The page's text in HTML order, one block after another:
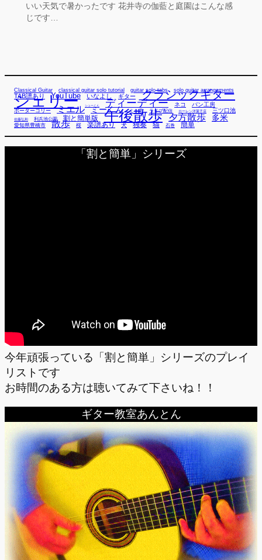
いい天気で暑かったです 花井寺の伽藍と庭園はこんな感
じです…
Classical Guitar classical guitar solo tutorial guitar solo tabs solo guitar arrangements
TAB譜あり YouTube いなよし ギター クラシックギター
シェリー シューくん ディーディー ネコ パン工房
ボーダーコリー ミエル ミーくん ミー君 ライブ配信 ローレン洋菓子店 三ツ口池
佐藤弘和 利兵池公園 割と簡単版 午後散歩 夕方散歩 多米
愛知県豊橋市 散歩 桜 楽譜あり 犬 独奏 猫 石巻 簡単
「割と簡単」シリーズ
今年頑張っている「割と簡単」シリーズのプレイ
リストです
お時間のある方は聴いてみて下さいね！！
ギター教室あんとん